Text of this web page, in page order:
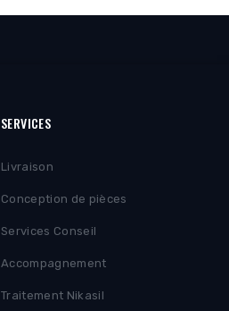
SERVICES
Livraison
Conception de pièces
Services Conseil
Accompagnement
Traitement Nikasil